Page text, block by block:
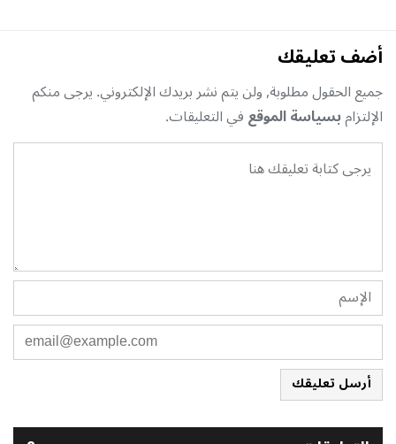
أضف تعليقك
جميع الحقول مطلوبة, ولن يتم نشر بريدك الإلكتروني. يرجى منكم
الإلتزامبسياسة الموقعفي التعليقات.
أرسل تعليقك